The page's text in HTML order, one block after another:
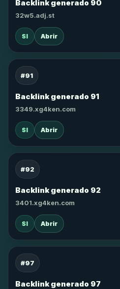
Backlink generado 90
32w5.adj.st
SI Abrir
#91
Backlink generado 91
3349.xg4ken.com
SI Abrir
#92
Backlink generado 92
3401.xg4ken.com
SI Abrir
#97
Backlink generado 97